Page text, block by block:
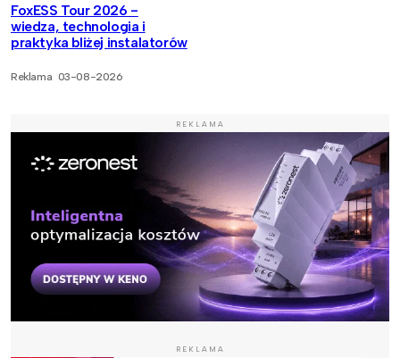
FoxESS Tour 2026 -
wiedza, technologia i
praktyka bliżej instalatorów
Reklama 03-08-2026
REKLAMA
REKLAMA